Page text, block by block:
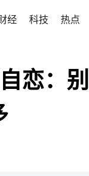
经 科技 热点
恋：